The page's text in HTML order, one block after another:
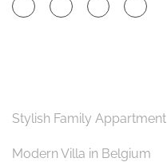
Stylish Family Appartment
Modern Villa in Belgium